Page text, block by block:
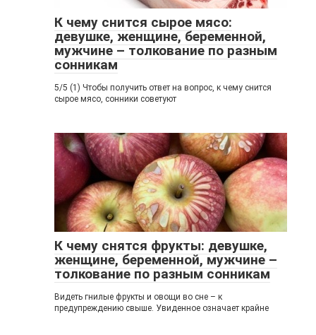
К чему снится сырое мясо:
девушке, женщине, беременной,
мужчине – толкование по разным
сонникам
5/5 (1) Чтобы получить ответ на вопрос, к чему снится
сырое мясо, сонники советуют
К чему снятся фрукты: девушке,
женщине, беременной, мужчине –
толкование по разным сонникам
Видеть гнилые фрукты и овощи во сне – к
предупреждению свыше. Увиденное означает крайне